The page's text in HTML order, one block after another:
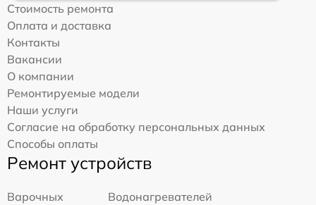
Стоимость ремонта
Оплата и доставка
Контакты
Вакансии
О компании
Ремонтируемые модели
Наши услуги
Согласие на обработку персональных данных
Способы оплаты
Ремонт устройств
Варочных
Водонагревателей